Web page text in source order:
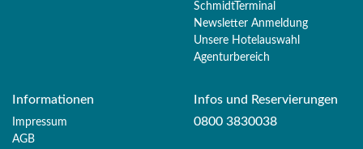
SchmidtTerminal
Newsletter Anmeldung
Unsere Hotelauswahl
Agenturbereich
Informationen
Impressum
AGB
Infos und Reservierungen
0800 3830038